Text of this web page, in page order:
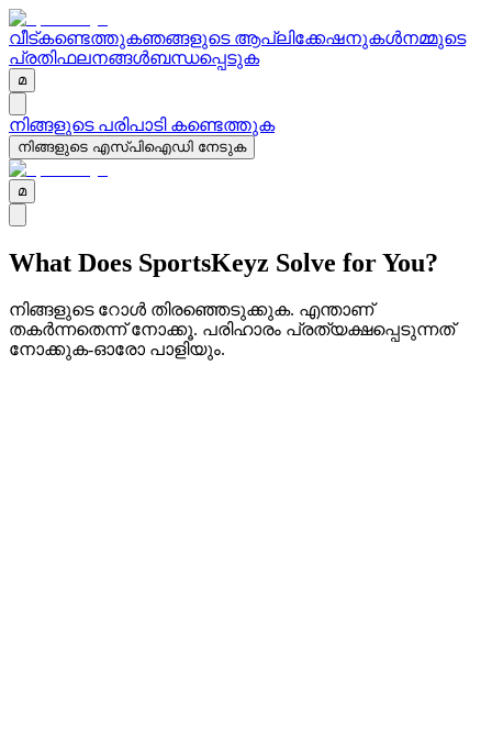
വീട്കണ്ടെത്തുകഞങ്ങളുടെ ആപ്ലിക്കേഷനുകൾനമ്മുടെ
പ്രതിഫലനങ്ങൾബന്ധപ്പെടുക
മ
നിങ്ങളുടെ പരിപാടി കണ്ടെത്തുക
നിങ്ങളുടെ എസ്പിഐഡി നേടുക
മ
What Does SportsKeyz Solve for You?
നിങ്ങളുടെ റോൾ തിരഞ്ഞെടുക്കുക. എന്താണ്
തകർന്നതെന്ന് നോക്കൂ. പരിഹാരം പ്രത്യക്ഷപ്പെടുന്നത്
നോക്കുക-ഓരോ പാളിയും.